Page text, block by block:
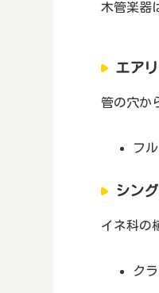
木管楽器
エア
管の穴か
フ
シン
イネ科の
ク